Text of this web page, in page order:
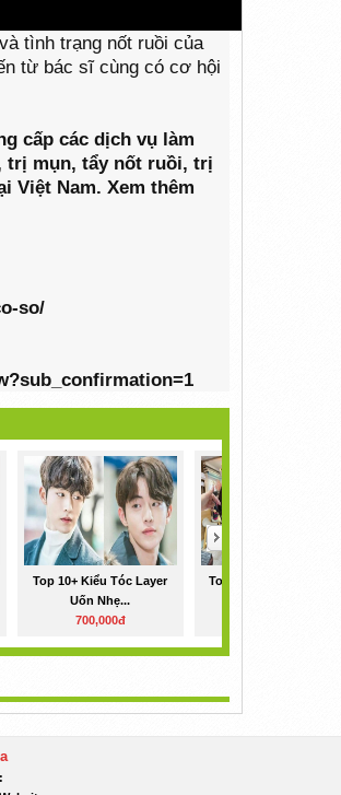
tình trạng nốt ruồi của
từ bác sĩ cùng có cơ hội
cấp các dịch vụ làm
trị mụn, tẩy nốt ruồi, trị
Việt Nam. Xem thêm
so/
Top 10+ Kiểu Tóc Layer
Uốn Nhẹ...
700,000đ
Top 10+ Kiểu Tóc Mullet